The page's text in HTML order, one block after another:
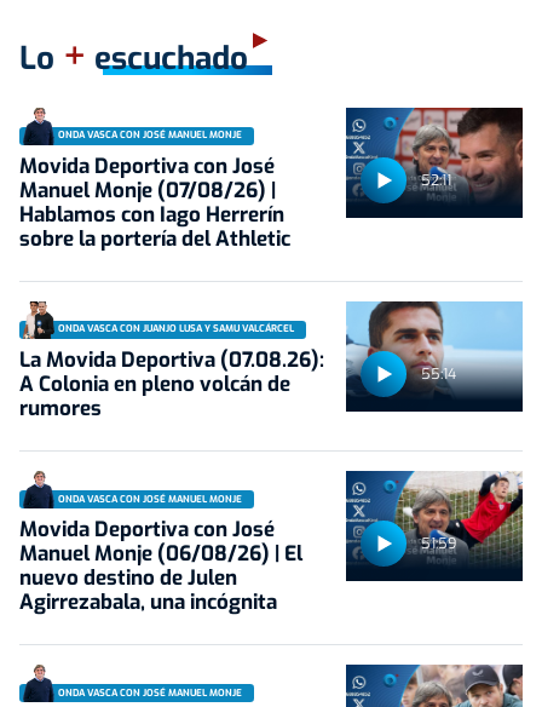
Lo + escuchado
52:11
ONDA VASCA CON JOSÉ MANUEL MONJE
Movida Deportiva con José
Manuel Monje (07/08/26) |
Hablamos con Iago Herrerín
sobre la portería del Athletic
55:14
ONDA VASCA CON JUANJO LUSA Y SAMU VALCÁRCEL
La Movida Deportiva (07.08.26):
A Colonia en pleno volcán de
rumores
51:59
ONDA VASCA CON JOSÉ MANUEL MONJE
Movida Deportiva con José
Manuel Monje (06/08/26) | El
nuevo destino de Julen
Agirrezabala, una incógnita
ONDA VASCA CON JOSÉ MANUEL MONJE